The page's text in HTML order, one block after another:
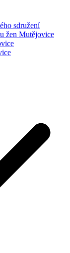
sdružení
žen Mutějovice